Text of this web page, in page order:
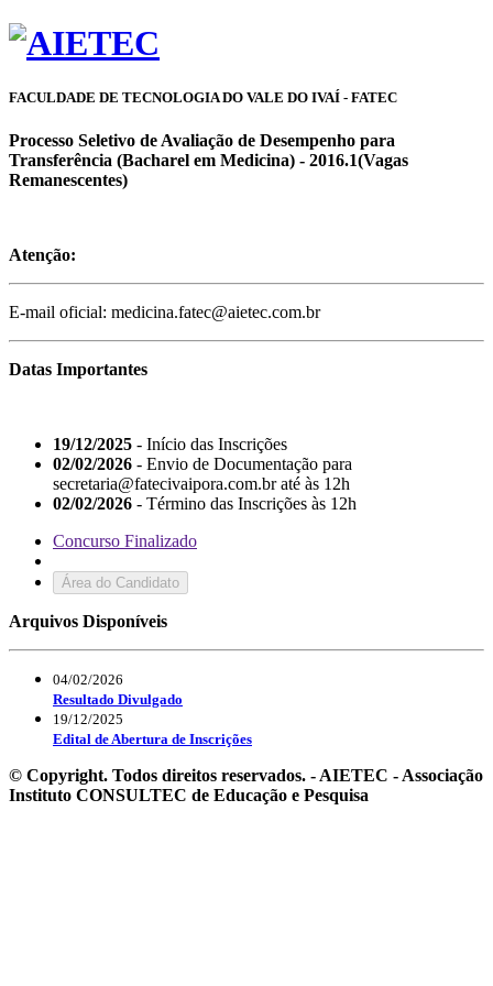
FACULDADE DE TECNOLOGIA DO VALE DO IVAÍ - FATEC
Processo Seletivo de Avaliação de Desempenho para
Transferência (Bacharel em Medicina) - 2016.1(Vagas
Remanescentes)
Atenção:
E-mail oficial: medicina.fatec@aietec.com.br
Datas Importantes
19/12/2025 - Início das Inscrições
02/02/2026 - Envio de Documentação para
secretaria@fatecivaipora.com.br até às 12h
02/02/2026 - Término das Inscrições às 12h
Concurso Finalizado
Área do Candidato
Arquivos Disponíveis
04/02/2026
Resultado Divulgado
19/12/2025
Edital de Abertura de Inscrições
© Copyright. Todos direitos reservados. - AIETEC - Associação
Instituto CONSULTEC de Educação e Pesquisa